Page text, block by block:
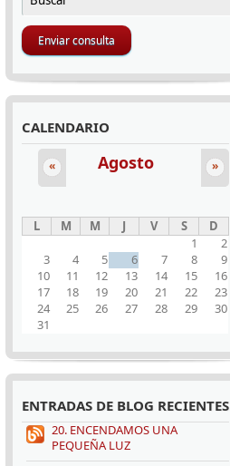
CALENDARIO
Agosto
« »
L M M J V S
D
1
2
3
4 5 6 7 8
9
10
11 12 13 14 15
16
17
18 19 20 21 22
23
24
25 26 27 28 29
30
31
ENTRADAS DE BLOG RECIENTES
20. ENCENDAMOS UNA
PEQUEÑA LUZ